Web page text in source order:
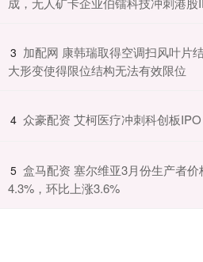
3 加配网 康韩瑞取得空调扫风叶片
大形变使得限位结构无法有效限位
4 众豪配资 艾柯医疗冲刺科创板
5 盒马配资 塞尔维亚3月份生产者
4.3%，环比上涨3.6%